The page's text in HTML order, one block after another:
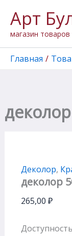
содержимому
Арт
магазин
Главная
Деколор,
деколор
265,00 ₽
товара
деколор
50мл
(шампань)